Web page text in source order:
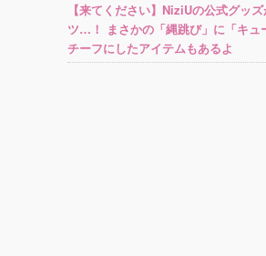
【来てください】NiziUの公式グッ
ツ…！ まさかの「縄跳び」に「キュ
チーフにしたアイテムもあるよ